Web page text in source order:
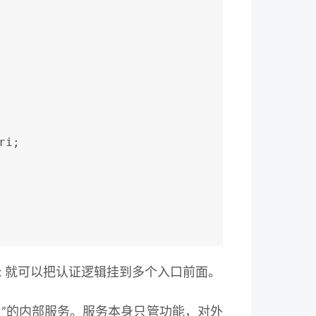
可以把认证逻辑挂到多个入口前面。
内部服务。服务本身只管功能，对外